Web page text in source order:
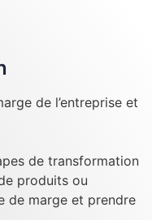
de l’entreprise et
de transformation
produits ou
de marge et prendre